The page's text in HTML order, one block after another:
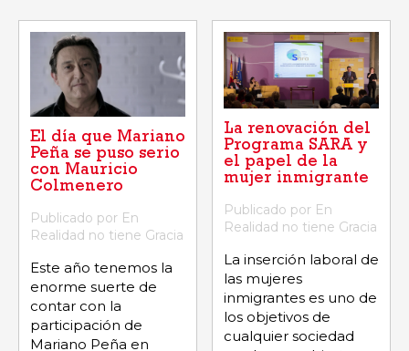
El día que Mariano
Peña se puso serio
con Mauricio
Colmenero
Publicado por En
Realidad no tiene Gracia
Este año tenemos la
enorme suerte de
contar con la
participación de
Mariano Peña en
La renovación del
Programa SARA y
el papel de la
mujer inmigrante
Publicado por En
Realidad no tiene Gracia
La inserción laboral de
las mujeres
inmigrantes es uno de
los objetivos de
cualquier sociedad